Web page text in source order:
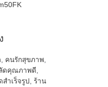
คนรักสุขภาพ
ดคุณภาพดี
ำเร็จรูป ร้าน